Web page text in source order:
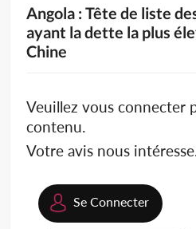
Angola : Tête de liste
ayant la dette la plus
Chine
Veuillez vous connecter
contenu.
Votre avis nous
Se Connecter